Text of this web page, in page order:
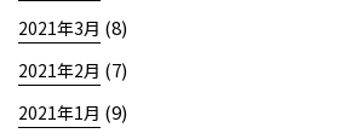
2021年3月 (8)
2021年2月 (7)
2021年1月 (9)